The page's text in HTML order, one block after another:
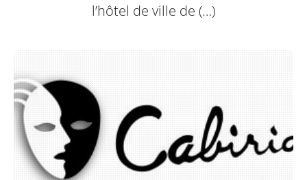
l’hôtel de ville de (…)